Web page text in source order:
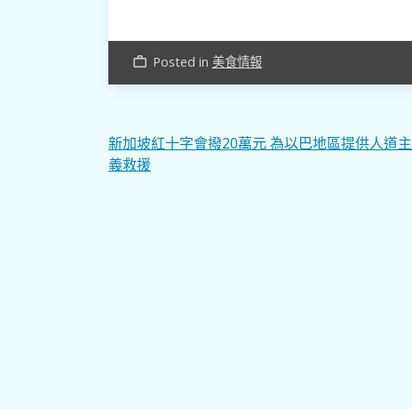
work_outline Posted in 美食情報
文
章
新加坡紅十字會撥20萬元 為以巴地區提供人道主
義救援